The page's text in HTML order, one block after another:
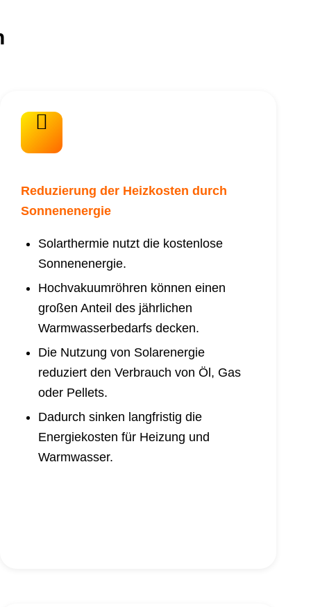
Reduzierung der Heizkosten durch
Sonnenenergie
Solarthermie nutzt die kostenlose
Sonnenenergie.
Hochvakuumröhren können einen
großen Anteil des jährlichen
Warmwasserbedarfs decken.
Die Nutzung von Solarenergie
reduziert den Verbrauch von Öl, Gas
oder Pellets.
Dadurch sinken langfristig die
Energiekosten für Heizung und
Warmwasser.